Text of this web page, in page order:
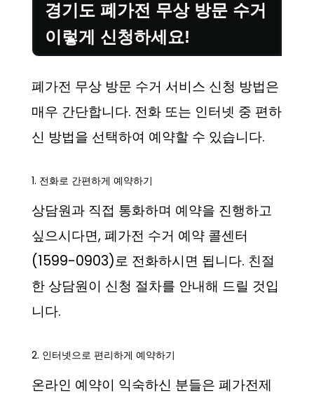
경기도 폐가전 무상 방문 수거
이렇게 신청하세요!
폐가전 무상 방문 수거 서비스 신청 방법은
매우 간단합니다. 전화 또는 인터넷 중 편하
신 방법을 선택하여 예약할 수 있습니다.
1. 전화로 간편하게 예약하기
상담원과 직접 통화하며 예약을 진행하고
싶으시다면, 폐가전 수거 예약 콜센터
(1599-0903)로 전화하시면 됩니다. 친절
한 상담원이 신청 절차를 안내해 드릴 것입
니다.
2. 인터넷으로 편리하게 예약하기
온라인 예약이 익숙하신 분들은 폐가전제